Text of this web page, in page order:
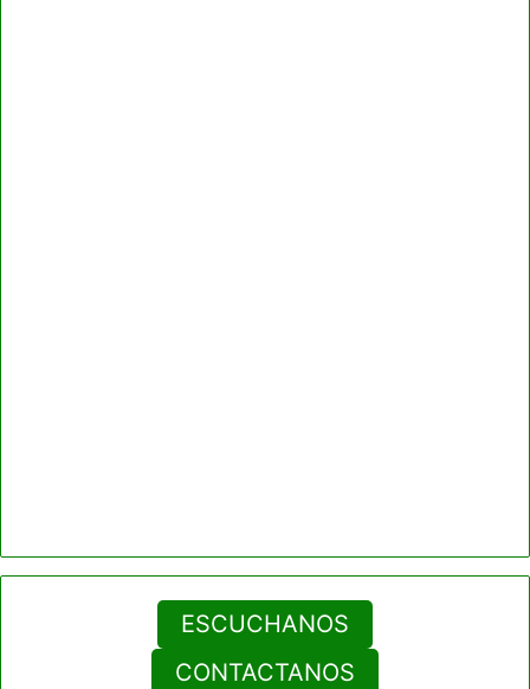
ESCUCHANOS
CONTACTANOS